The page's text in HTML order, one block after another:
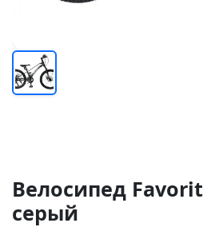
Велосипед Favorit
серый